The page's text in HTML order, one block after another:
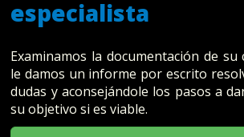
especialista
Examinamos la documentación de
le damos un informe por escrito
dudas y aconsejándole los pasos a
su objetivo si es viable.